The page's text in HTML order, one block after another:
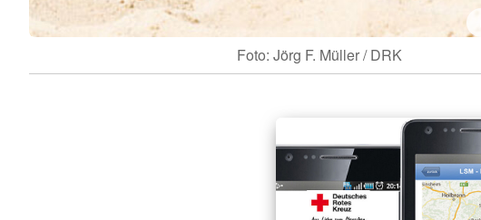
Foto: Jörg F. Müller / DRK